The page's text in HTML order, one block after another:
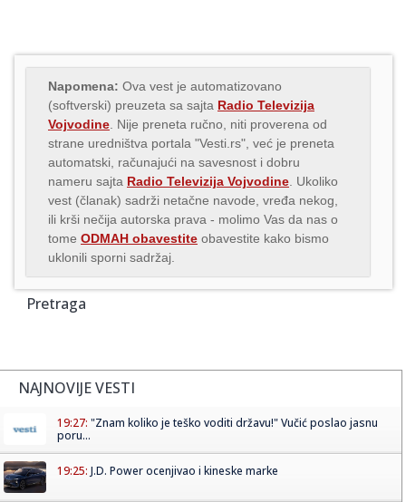
Napomena: Ova vest je automatizovano
(softverski) preuzeta sa sajta Radio Televizija
Vojvodine . Nije preneta ručno, niti proverena od
strane uredništva portala "Vesti.rs", već je preneta
automatski, računajući na savesnost i dobru
nameru sajta Radio Televizija Vojvodine . Ukoliko
vest (članak) sadrži netačne navode, vređa nekog,
ili krši nečija autorska prava - molimo Vas da nas o
tome ODMAH obavestite obavestite kako bismo
uklonili sporni sadržaj.
Pretraga
NAJNOVIJE VESTI
19:27: "Znam koliko je teško voditi državu!" Vučić poslao jasnu
poru...
19:25: J.D. Power ocenjivao i kineske marke